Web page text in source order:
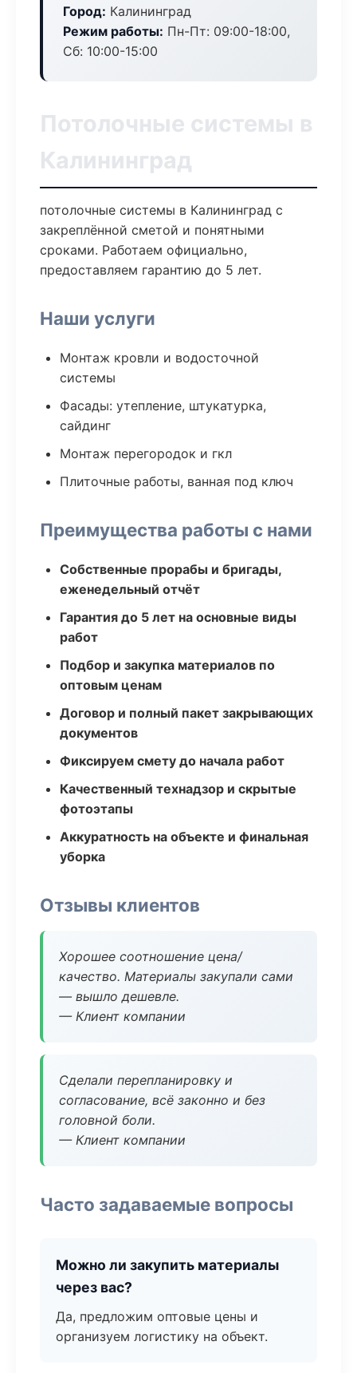
Город: Калининград
Режим работы: Пн-Пт: 09:00-18:00,
Сб: 10:00-15:00
Потолочные системы в
Калининград
потолочные системы в Калининград с
закреплённой сметой и понятными
сроками. Работаем официально,
предоставляем гарантию до 5 лет.
Наши услуги
Монтаж кровли и водосточной
системы
Фасады: утепление, штукатурка,
сайдинг
Монтаж перегородок и гкл
Плиточные работы, ванная под ключ
Преимущества работы с нами
Собственные прорабы и бригады,
еженедельный отчёт
Гарантия до 5 лет на основные виды
работ
Подбор и закупка материалов по
оптовым ценам
Договор и полный пакет закрывающих
документов
Фиксируем смету до начала работ
Качественный технадзор и скрытые
фотоэтапы
Аккуратность на объекте и финальная
уборка
Отзывы клиентов
Хорошее соотношение цена/
качество. Материалы закупали сами
— вышло дешевле.
— Клиент компании
Сделали перепланировку и
согласование, всё законно и без
головной боли.
— Клиент компании
Часто задаваемые вопросы
Можно ли закупить материалы
через вас?
Да, предложим оптовые цены и
организуем логистику на объект.